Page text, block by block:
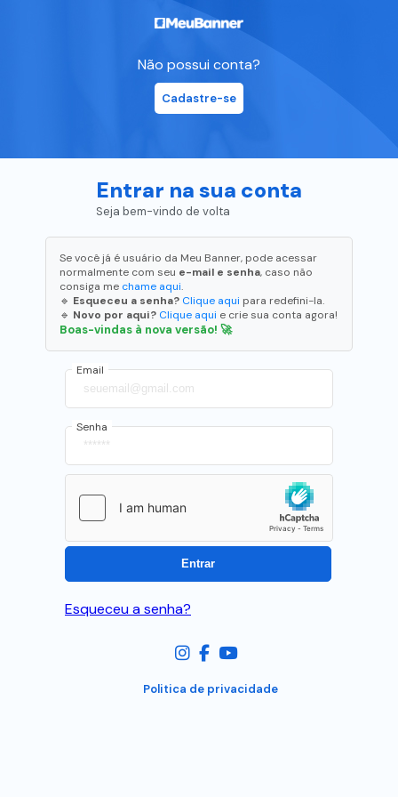
Não possui conta?
Cadastre-se
Entrar na sua conta
Seja bem-vindo de volta
Se você já é usuário da Meu Banner, pode acessar
normalmente com seu e-mail e senha, caso não
consiga me chame aqui.
🔹 Esqueceu a senha? Clique aqui para redefini-la.
🔹 Novo por aqui? Clique aqui e crie sua conta agora!
Boas-vindas à nova versão! 🚀
Email
Senha
Esqueceu a senha?
Politica de privacidade